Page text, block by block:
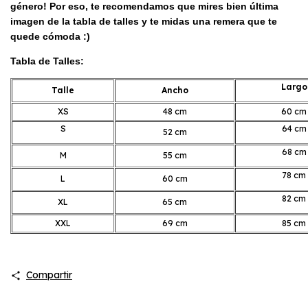
género! Por eso, te recomendamos que mires bien última
imagen de la tabla de talles y te midas una remera que te
quede cómoda :)
Tabla de Talles:
Talle Ancho Largo
XS 48 cm
60 cm
S
52 cm 64 cm
M 55 cm 68 cm
L 60 cm 78 cm
XL 65 cm 82 cm
XXL 69 cm 85 cm
Compartir